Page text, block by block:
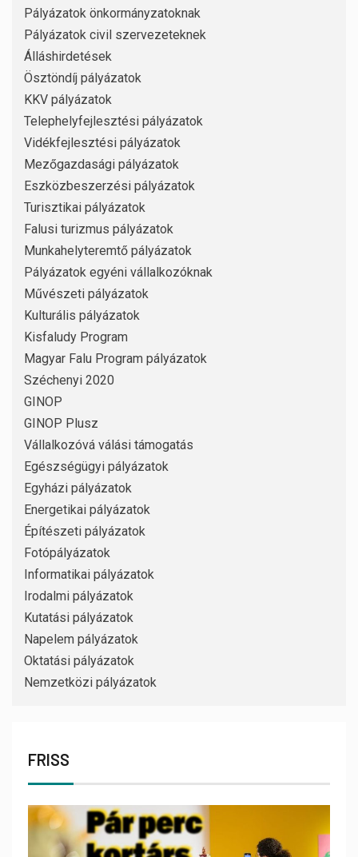
Pályázatok önkormányzatoknak
Pályázatok civil szervezeteknek
Álláshirdetések
Ösztöndíj pályázatok
KKV pályázatok
Telephelyfejlesztési pályázatok
Vidékfejlesztési pályázatok
Mezőgazdasági pályázatok
Eszközbeszerzési pályázatok
Turisztikai pályázatok
Falusi turizmus pályázatok
Munkahelyteremtő pályázatok
Pályázatok egyéni vállalkozóknak
Művészeti pályázatok
Kulturális pályázatok
Kisfaludy Program
Magyar Falu Program pályázatok
Széchenyi 2020
GINOP
GINOP Plusz
Vállalkozóvá válási támogatás
Egészségügyi pályázatok
Egyházi pályázatok
Energetikai pályázatok
Építészeti pályázatok
Fotópályázatok
Informatikai pályázatok
Irodalmi pályázatok
Kutatási pályázatok
Napelem pályázatok
Oktatási pályázatok
Nemzetközi pályázatok
FRISS